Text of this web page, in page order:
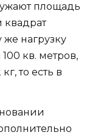
площадь
квадрат
же нагрузку
кв. метров,
то есть в